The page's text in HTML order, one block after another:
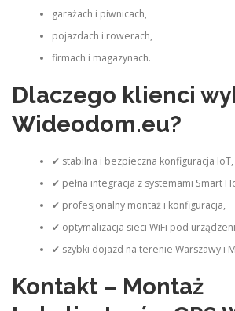
garażach i piwnicach,
pojazdach i rowerach,
firmach i magazynach.
Dlaczego klienci
Wideodom.eu?
✔ stabilna i bezpieczna konfiguracja IoT,
✔ pełna integracja z systemami Smart
✔ profesjonalny montaż i konfiguracja,
✔ optymalizacja sieci WiFi pod
✔ szybki dojazd na terenie Warszawy i
Kontakt – Montaż